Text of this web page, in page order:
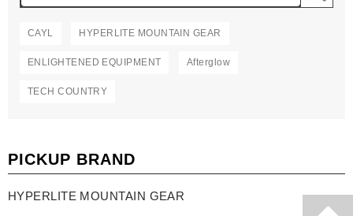
CAYL HYPERLITE MOUNTAIN GEAR
ENLIGHTENED EQUIPMENT Afterglow
TECH COUNTRY
PICKUP BRAND
HYPERLITE MOUNTAIN GEAR